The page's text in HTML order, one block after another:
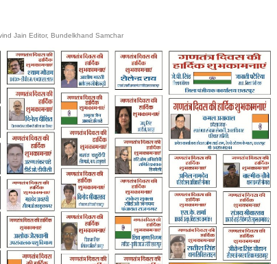
Jain Editor, Bundelkhand Samchar